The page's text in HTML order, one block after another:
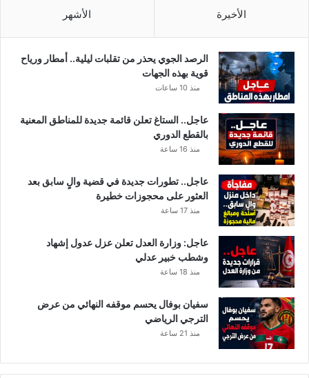
الأخيرة الأشهر
الرصد الجوي يحذر من تقلبات ليلية.. أمطار ورياح
قوية بهذه الجهات
منذ 10 ساعات
عاجل.. الستاغ تعلن قائمة جديدة للمناطق المعنية
بالقطع الدوري
منذ 16 ساعة
عاجل.. تطورات جديدة في قضية والٍ سابق بعد
العثور على محجوزات خطيرة
منذ 17 ساعة
عاجل: وزارة العدل تعلن عزل عدول إشهاد
وشطب خبير عدلي
منذ 18 ساعة
سفيان بوفال يحسم موقفه النهائي من عرض
الترجي الرياضي
منذ 21 ساعة